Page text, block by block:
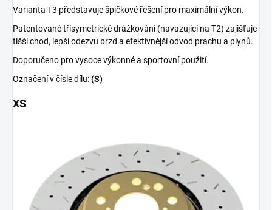
Varianta T3 představuje špičkové řešení pro maximální výkon.
Patentované třísymetrické drážkování (navazující na T2) zajišťuje
tišší chod, lepší odezvu brzd a efektivnější odvod prachu a plynů.
Doporučeno pro vysoce výkonné a sportovní použití.
Označení v čísle dílu:(S)
XS